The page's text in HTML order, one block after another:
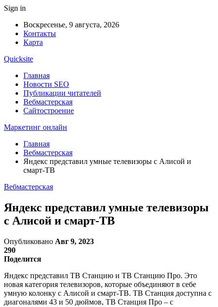
Sign in
Воскресенье, 9 августа, 2026
Контакты
Карта
Quicksite
Главная
Новости SEO
Публикации читателей
Вебмастерская
Сайтостроение
Маркетинг онлайн
Главная
Вебмастерская
Яндекс представил умные телевизоры с Алисой и
смарт-ТВ
Вебмастерская
Яндекс представил умные телевизоры
с Алисой и смарт-ТВ
Опубликовано Авг 9, 2023
290
Поделится
Яндекс представил ТВ Станцию и ТВ Станцию Про. Это
новая категория телевизоров, которые объединяют в себе
умную колонку с Алисой и смарт-ТВ. ТВ Станция доступна с
диагоналями 43 и 50 дюймов, ТВ Станция Про – с